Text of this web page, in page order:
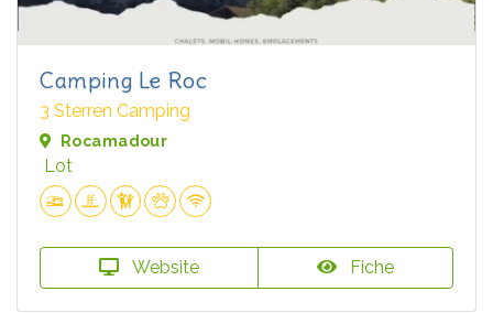
Camping Le Roc
3 Sterren Camping
Rocamadour
Lot
Website Fiche